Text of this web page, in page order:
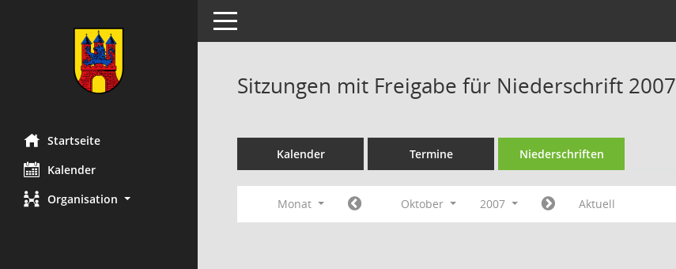
Startseite
Kalender
Organisation
Toggle navigation
Sitzungen mit Freigabe für Niederschrift 2007
Kalender Termine Niederschriften
Monat Oktober 2007 Aktuell